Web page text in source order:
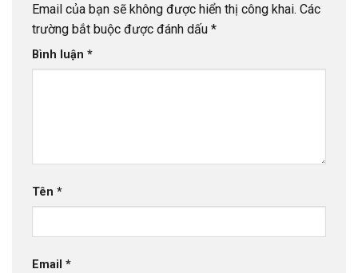
Email của bạn sẽ không được hiển thị công khai. Các
trường bắt buộc được đánh dấu *
Bình luận *
Tên *
Email *